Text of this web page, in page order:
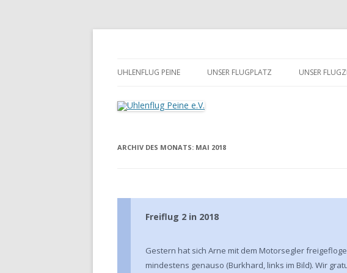
Zum
UHLENFLUG PEINE UNSER FLUGPLATZ UNSER
ARCHIV DES MONATS: MAI 2018
Freiflug 2 in 2018
Gestern hat sich Arne mit dem Motorsegler
mindestens genauso (Burkhard, links im Bild). Wir